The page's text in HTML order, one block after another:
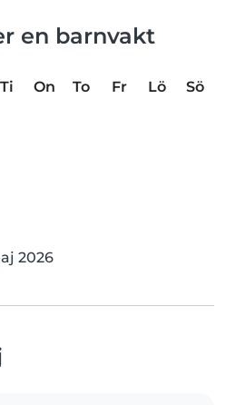
en barnvakt
Ti On To Fr Lö
Sö
2026